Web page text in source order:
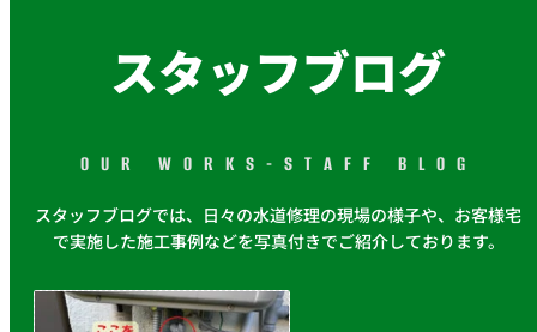
スタッフブログ
OUR WORKS-STAFF BLOG
スタッフブログでは、日々の水道修理の現場の様子や、お客様宅
で実施した施工事例などを写真付きでご紹介しております。